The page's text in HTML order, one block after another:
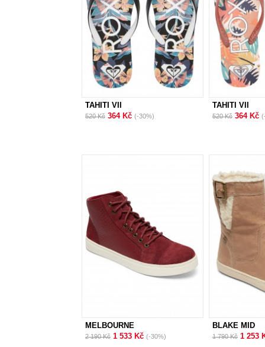
TAHITI VII
520 Kč 364 Kč (-30%)
TAHITI VII
520 Kč 364 Kč
MELBOURNE
2 190 Kč 1 533 Kč (-30%)
BLAKE MID
1 790 Kč 1 253